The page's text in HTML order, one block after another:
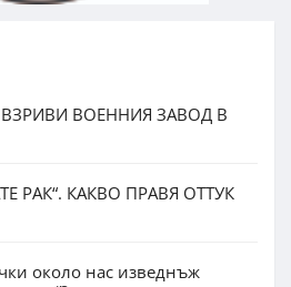
ВОЕННИЯ ЗАВОД В
РАК“. КАКВО ПРАВЯ ОТТУК
около нас изведнъж